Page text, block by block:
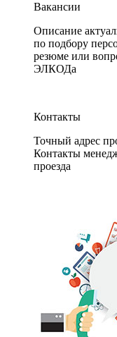
Вакансии
Описание
по подбору
резюме или
ЭЛКОДа
Контакты
Точный адрес
Контакты
проезда